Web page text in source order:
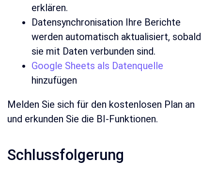
erklären.
Datensynchronisation Ihre Berichte
werden automatisch aktualisiert, sobald
sie mit Daten verbunden sind.
Google Sheets als Datenquelle
hinzufügen
Melden Sie sich für den kostenlosen Plan an
und erkunden Sie die BI-Funktionen.
Schlussfolgerung